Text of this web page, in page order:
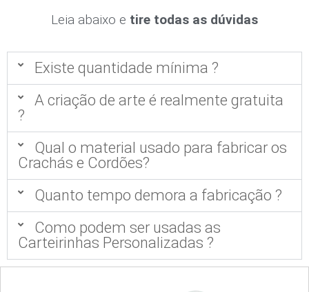
Leia abaixo e tire todas as dúvidas
Existe quantidade mínima ?
A criação de arte é realmente gratuita
?
Qual o material usado para fabricar os
Crachás e Cordões?
Quanto tempo demora a fabricação ?
Como podem ser usadas as
Carteirinhas Personalizadas ?